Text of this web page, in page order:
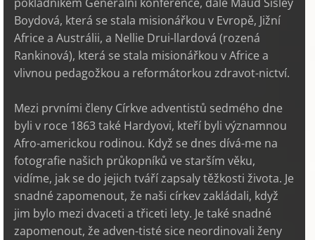
Boydová, která se stala misionářkou v Evropě, Jižní
Africe a Austrálii, a Nellie Drui-llardová (rozená
Rankinová), která se stala misionářkou v Africe a
vlivnou pedagožkou a reformátorkou zdravot-nictví.
Mezi prvními členy Církve adventistů sedmého dne
byli v roce 1863 také Hardyovi, kteří byli významnou
Afro-americkou rodinou. Když se dnes dívá-me na
fotografie našich průkopníků ve starším věku,
vidíme, jak se do jejich tváří zapsaly těžkosti života. Je
snadné zapomenout, že naši církev zakládali, když
jim bylo mezi dvaceti a třiceti lety. Je také snadné
zapomenout, že adven-tisté sice neordinovali ženy